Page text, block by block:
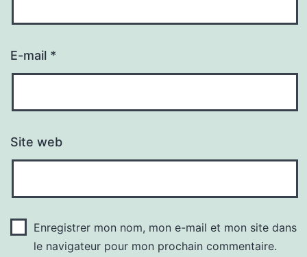
E-mail *
Site web
Enregistrer mon nom, mon e-mail et mon site dans
le navigateur pour mon prochain commentaire.